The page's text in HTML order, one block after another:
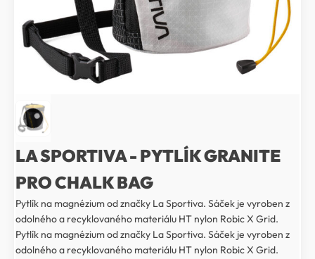
LA SPORTIVA - PYTLÍK GRANITE
PRO CHALK BAG
Pytlík na magnézium od značky La Sportiva. Sáček je vyroben z
odolného a recyklovaného materiálu HT nylon Robic X Grid.
Pytlík na magnézium od značky La Sportiva. Sáček je vyroben z
odolného a recyklovaného materiálu HT nylon Robic X Grid.